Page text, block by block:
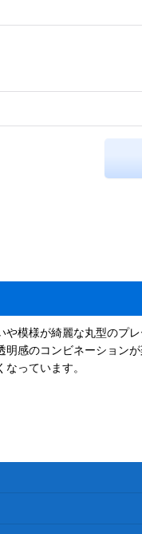
模様が綺麗な丸型のプレ
感のコンビネーションが
っています。